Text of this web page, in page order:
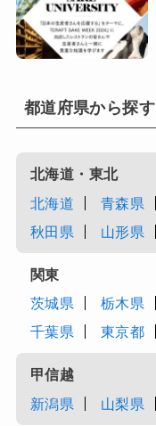
都道府県から探す
北海道・東北
北海道
青森県
秋田県
山形県
関東
茨城県
栃木県
千葉県
東京都
甲信越
新潟県
山梨県